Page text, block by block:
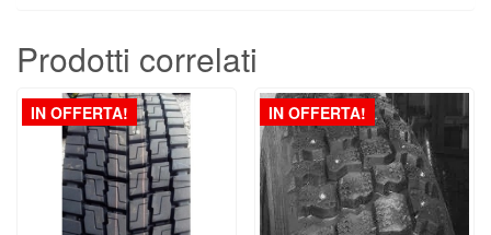
Prodotti correlati
IN OFFERTA! IN OFFERTA!